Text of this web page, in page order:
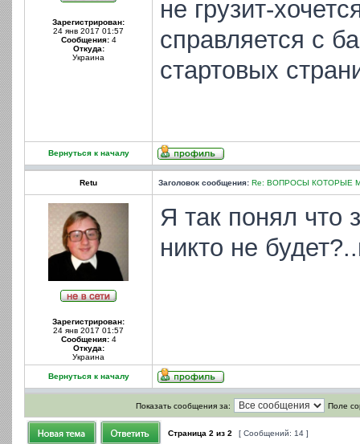
Зарегистрирован:
24 янв 2017 01:57
Сообщения:4
Откуда:
Украина
не грузит-
справляется с
стартовых
Вернуться к началу
Retu Заголовок сообщения: Re: ВОПРОСЫ КОТОРЫЕ
Зарегистрирован:
24 янв 2017 01:57
Сообщения:4
Откуда:
Украина
Я так понял что
никто не
Вернуться к началу
Показать сообщения за: Поле
Страница 2 из 2 [ Сообщений: 14 ]